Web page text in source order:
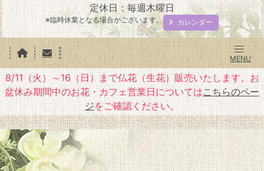
定休日：毎週木曜日
※臨時休業となる場合がございます。 カレンダー
8/11（火）～16（日）まで仏花（生花）販売いたします。お
盆休み期間中のお花・カフェ営業日についてはこちらのペー
ジをご確認ください。